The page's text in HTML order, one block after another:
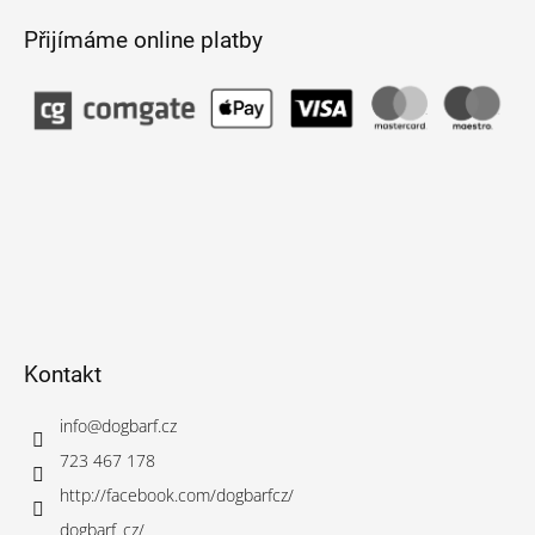
Přijímáme online platby
Kontakt
info@dogbarf.cz
723 467 178
http://facebook.com/dogbarfcz/
dogbarf_cz/